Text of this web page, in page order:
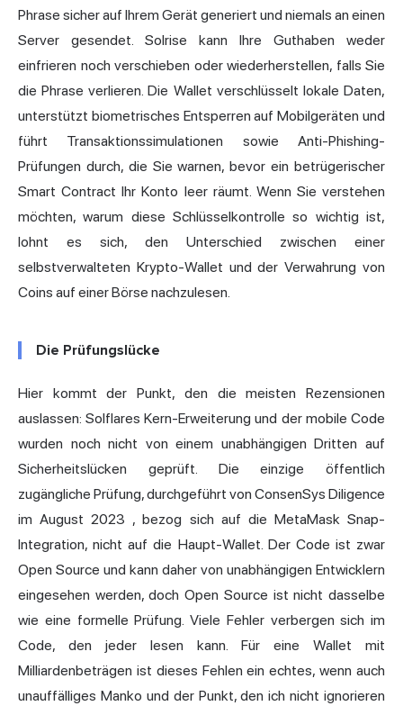
Phrase sicher auf Ihrem Gerät generiert und niemals an einen
Server gesendet. Solrise kann Ihre Guthaben weder
einfrieren noch verschieben oder wiederherstellen, falls Sie
die Phrase verlieren. Die Wallet verschlüsselt lokale Daten,
unterstützt biometrisches Entsperren auf Mobilgeräten und
führt Transaktionssimulationen sowie Anti-Phishing-
Prüfungen durch, die Sie warnen, bevor ein betrügerischer
Smart Contract Ihr Konto leer räumt. Wenn Sie verstehen
möchten, warum diese Schlüsselkontrolle so wichtig ist,
lohnt es sich, den Unterschied zwischen einer
selbstverwalteten Krypto-Wallet und der Verwahrung von
Coins auf einer Börse nachzulesen.
Die Prüfungslücke
Hier kommt der Punkt, den die meisten Rezensionen
auslassen: Solflares Kern-Erweiterung und der mobile Code
wurden noch nicht von einem unabhängigen Dritten auf
Sicherheitslücken geprüft. Die einzige öffentlich
zugängliche Prüfung,durchgeführt von ConsenSys Diligence
im August 2023 , bezog sich auf die MetaMaskSnap-
Integration, nicht auf die Haupt-Wallet. Der Code ist zwar
Open Source und kann daher von unabhängigen Entwicklern
eingesehen werden, doch Open Source ist nicht dasselbe
wie eine formelle Prüfung. Viele Fehler verbergen sich im
Code, den jeder lesen kann. Für eine Wallet mit
Milliardenbeträgen ist dieses Fehlen ein echtes, wenn auch
unauffälliges Manko und der Punkt, den ich nicht ignorieren